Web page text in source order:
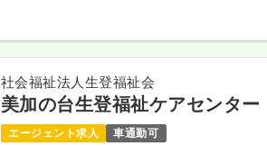
社会福祉法人生登福祉会
美加の台生登福祉ケアセンター
エージェント求人
車通勤可